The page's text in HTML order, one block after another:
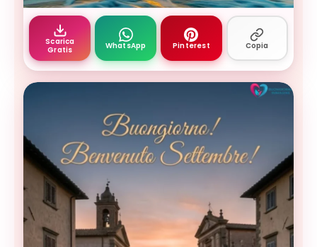
Buongiorno settembre — buon settembre -
Scarica
Gratis
WhatsApp Pinterest Copia